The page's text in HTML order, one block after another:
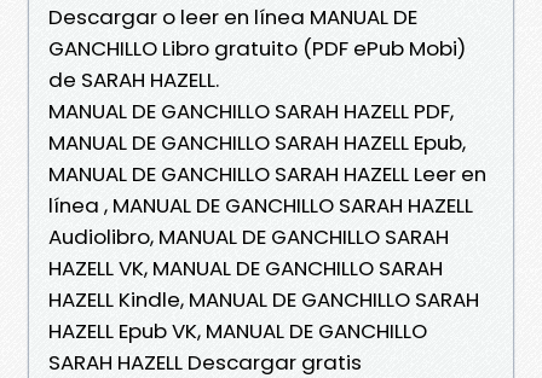
Descargar o leer en línea MANUAL DE
GANCHILLO Libro gratuito (PDF ePub Mobi)
de SARAH HAZELL.
MANUAL DE GANCHILLO SARAH HAZELL PDF,
MANUAL DE GANCHILLO SARAH HAZELL Epub,
MANUAL DE GANCHILLO SARAH HAZELL Leer en
línea , MANUAL DE GANCHILLO SARAH HAZELL
Audiolibro, MANUAL DE GANCHILLO SARAH
HAZELL VK, MANUAL DE GANCHILLO SARAH
HAZELL Kindle, MANUAL DE GANCHILLO SARAH
HAZELL Epub VK, MANUAL DE GANCHILLO
SARAH HAZELL Descargar gratis